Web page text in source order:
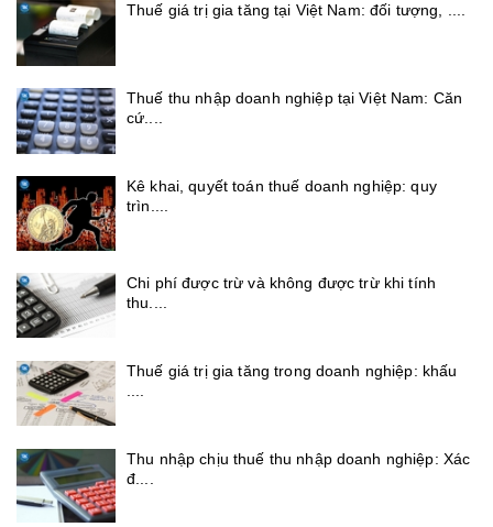
Thuế giá trị gia tăng tại Việt Nam: đối tượng, ....
Thuế thu nhập doanh nghiệp tại Việt Nam: Căn
cứ....
Kê khai, quyết toán thuế doanh nghiệp: quy
trìn....
Chi phí được trừ và không được trừ khi tính
thu....
Thuế giá trị gia tăng trong doanh nghiệp: khấu
Thu nhập chịu thuế thu nhập doanh nghiệp: Xác
đ....